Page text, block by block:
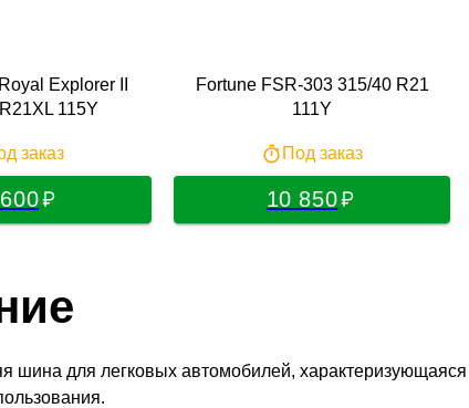
Explorer II
115Y
заказ
Fortune FSR-303 315/40 R21
111Y
Под заказ
10 850
шина для легковых автомобилей,